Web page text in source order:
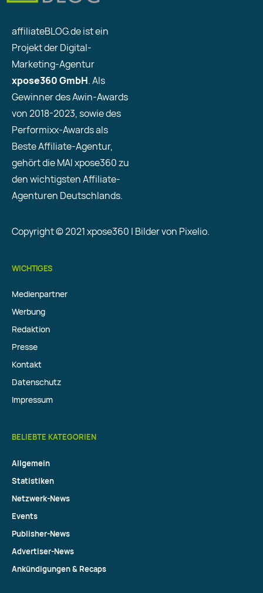
affiliateBLOG.de ist ein
Projekt der Digital-
Marketing-Agentur
xpose360 GmbH. Als
Gewinner des Awin-Awards
von 2018-2023, sowie des
Performixx-Awards als
Beste Affiliate-Agentur,
gehört die MAI xpose360 zu
den wichtigsten Affiliate-
Agenturen Deutschlands.
Copyright © 2021 xpose360 | Bilder von Pixelio.
WICHTIGES
Medienpartner
Werbung
Redaktion
Presse
Kontakt
Datenschutz
Impressum
BELIEBTE KATEGORIEN
Allgemein
Statistiken
Netzwerk-News
Events
Publisher-News
Advertiser-News
Ankündigungen & Recaps